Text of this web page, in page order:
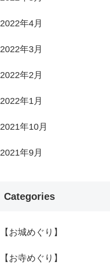
2022年4月
2022年3月
2022年2月
2022年1月
2021年10月
2021年9月
Categories
【お城めぐり】
【お寺めぐり】